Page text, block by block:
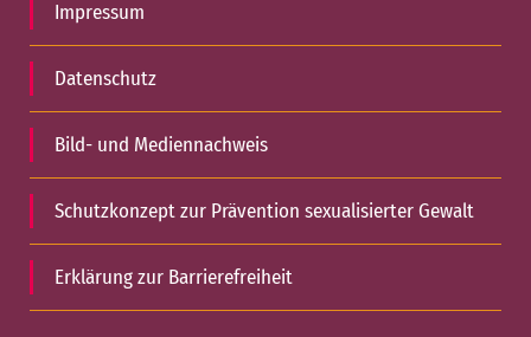
Impressum
Datenschutz
Bild- und Mediennachweis
Schutzkonzept zur Prävention sexualisierter Gewalt
Erklärung zur Barrierefreiheit